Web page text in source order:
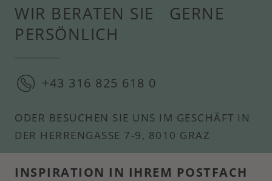
WIR BERATEN SIE GERNE
PERSÖNLICH
+43 316 825 618 0
ODER BESUCHEN SIE UNS IM GESCHÄFT IN
DER HERRENGASSE 7-9, 8010 GRAZ
INSPIRATION IN IHREM POSTFACH